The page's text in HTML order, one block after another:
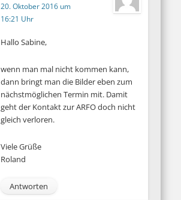
20. Oktober 2016 um
16:21 Uhr
Hallo Sabine,
wenn man mal nicht kommen kann,
dann bringt man die Bilder eben zum
nächstmöglichen Termin mit. Damit
geht der Kontakt zur ARFO doch nicht
gleich verloren.
Viele Grüße
Roland
Antworten